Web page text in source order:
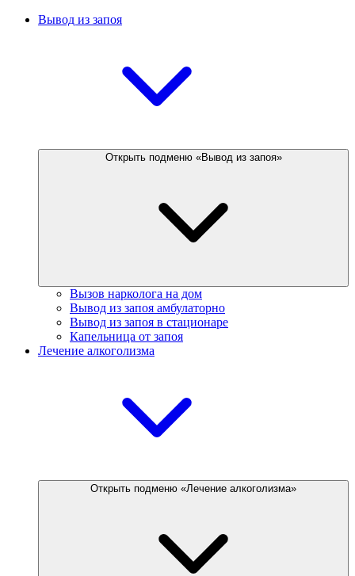
Вывод из запоя
Открыть подменю «Вывод из запоя»
Вызов нарколога на дом
Вывод из запоя амбулаторно
Вывод из запоя в стационаре
Капельница от запоя
Лечение алкоголизма
Открыть подменю «Лечение алкоголизма»